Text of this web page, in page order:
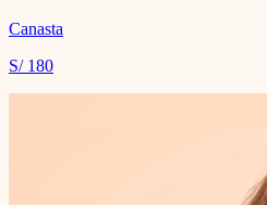
Canasta
S/ 180